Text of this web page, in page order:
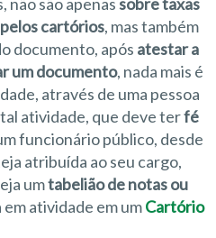
cartórios, mas também
documento, após atestar a
um documento, nada mais é
através de uma pessoa
atividade, que deve terfé
funcionário público, desde
atribuída ao seu cargo,
umtabelião de notas ou
atividade em umCartório